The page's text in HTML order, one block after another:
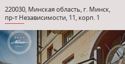
220030, Минская область, г. Минск,
пр-т Независимости, 11, корп. 1